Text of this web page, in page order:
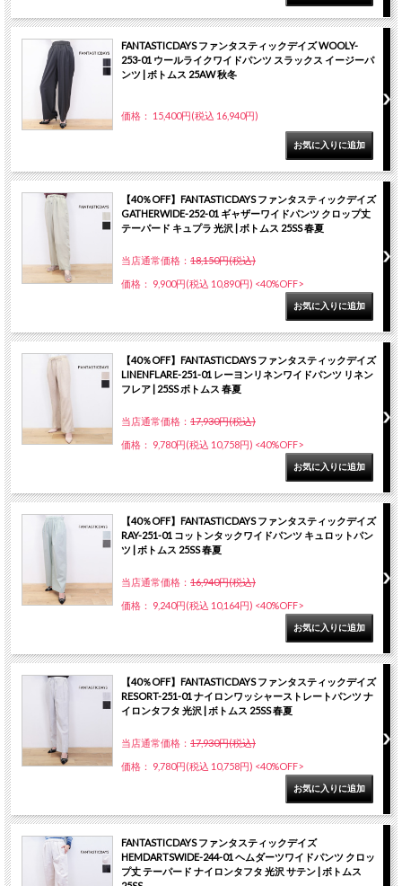
FANTASTICDAYS ファンタスティックデイズ WOOLY-
253-01 ウールライクワイドパンツ スラックス イージーパ
ンツ | ボトムス 25AW 秋冬
価格： 15,400円(税込 16,940円)
【40％OFF】FANTASTICDAYS ファンタスティックデイズ
GATHERWIDE-252-01 ギャザーワイドパンツ クロップ丈
テーパード キュプラ 光沢 | ボトムス 25SS 春夏
当店通常価格： 18,150円(税込)
価格： 9,900円(税込 10,890円) <40%OFF>
【40％OFF】FANTASTICDAYS ファンタスティックデイズ
LINENFLARE-251-01 レーヨンリネンワイドパンツ リネン
フレア | 25SS ボトムス 春夏
当店通常価格： 17,930円(税込)
価格： 9,780円(税込 10,758円) <40%OFF>
【40％OFF】FANTASTICDAYS ファンタスティックデイズ
RAY-251-01 コットンタックワイドパンツ キュロットパン
ツ | ボトムス 25SS 春夏
当店通常価格： 16,940円(税込)
価格： 9,240円(税込 10,164円) <40%OFF>
【40％OFF】FANTASTICDAYS ファンタスティックデイズ
RESORT-251-01 ナイロンワッシャーストレートパンツ ナ
イロンタフタ 光沢 | ボトムス 25SS 春夏
当店通常価格： 17,930円(税込)
価格： 9,780円(税込 10,758円) <40%OFF>
FANTASTICDAYS ファンタスティックデイズ
HEMDARTSWIDE-244-01 ヘムダーツワイドパンツ クロッ
プ丈 テーパード ナイロンタフタ 光沢 サテン | ボトムス